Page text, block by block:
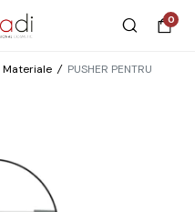
0
Materiale / PUSHER PENTRU